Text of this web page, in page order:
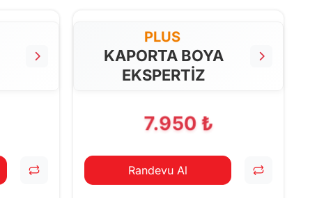
PLUS
KAPORTA BOYA
EKSPERTİZ
7.950 ₺
Randevu Al